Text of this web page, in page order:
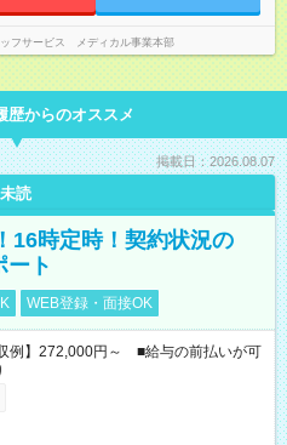
フサービス メディカル事業本部
歴からのオススメ
掲載日：2026.08.07
未読
16時定時！契約状況の
ート
WEB登録・面接OK
例】272,000円～ ■給与の前払いが可